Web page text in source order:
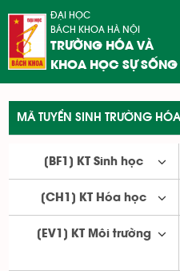
ĐẠI HỌC
BÁCH KHOA HÀ NỘI
TRƯỜNG HÓA VÀ
KHOA HỌC SỰ SỐNG
MÃ TUYỂN SINH TRƯỜNG
[BF1] KT Sinh học
[CH1] KT Hóa học
[EV1] KT Môi trường